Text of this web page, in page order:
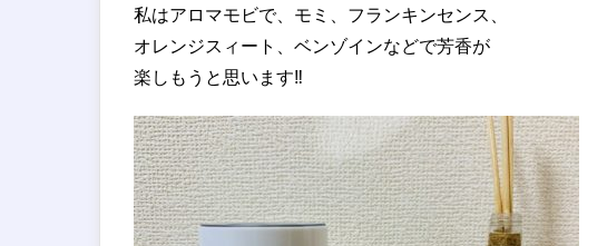
私はアロマモビで、モミ、フランキンセンス、
オレンジスィート、ベンゾインなどで芳香が
楽しもうと思います‼︎